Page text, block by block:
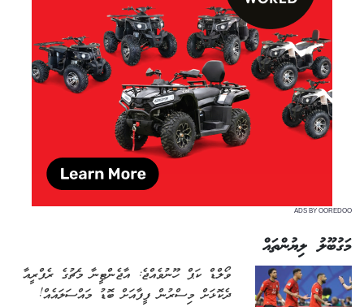
ADS BY OOREDOO
މަގުބޫލު ލިޔުންތައް
ވޯލްޑް ކަޕް ހޫނުވެއްޖެ: އާޖެންޓީނާ މެޗުގެ ރެފްރީއާ
ދެކޮޅަށް މިސްރުން ފީފާއަށް ބޮޑު މައްސަލައެއް!